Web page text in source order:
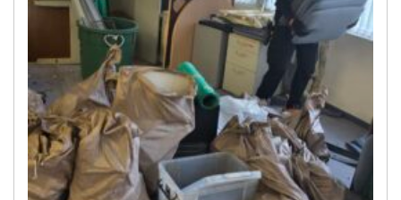
会社概要
キャンペーン
WEB割引券プレゼント！